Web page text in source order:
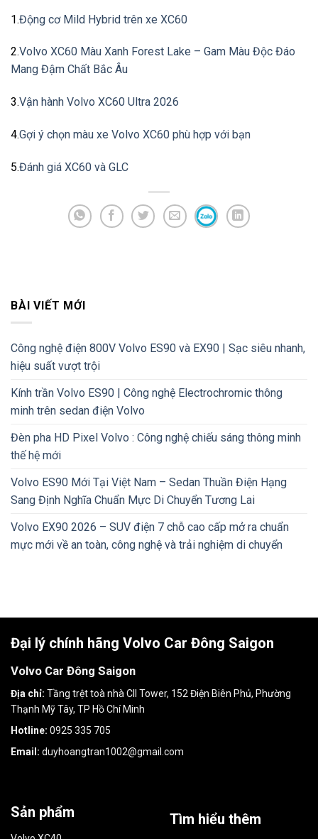
1.Động cơ Mild Hybrid trên xe XC60
2.Volvo XC60 Màu Xanh Forest Lake – Gam Màu Độc Đáo
Mang Đậm Chất Bắc Âu
3.Vận hành Volvo XC60 Ultra 2026
4.Gợi ý chọn màu xe Volvo XC60 phù hợp với bạn
5.Đánh giá XC60 và GLC
BÀI VIẾT MỚI
Công nghệ điện 800V Volvo ES90 và EX90 | Sạc siêu nhanh,
hiệu suất vượt trội
Kính trần Volvo ES90 | Công nghệ Electrochromic thông
minh trên sedan điện Volvo
Đèn pha HD Pixel Volvo : Công nghệ chiếu sáng thông minh
thế hệ mới
Volvo ES90 Mới Tại Việt Nam – Sedan Thuần Điện Hạng
Sang Định Nghĩa Chuẩn Mực Di Chuyển Tương Lai
Volvo EX90 2026 – SUV điện 7 chỗ cao cấp mở ra chuẩn
mực mới về an toàn, công nghệ và trải nghiệm di chuyển
Đại lý chính hãng Volvo Car Đông Saigon
Volvo Car Đông Saigon
Địa chỉ: Tầng trệt toà nhà CII Tower, 152 Điện Biên Phủ, Phường
Thạnh Mỹ Tây, TP Hồ Chí Minh
Hotline: 0925 335 705
Email: duyhoangtran1002@gmail.com
Sản phẩm Tìm hiểu thêm